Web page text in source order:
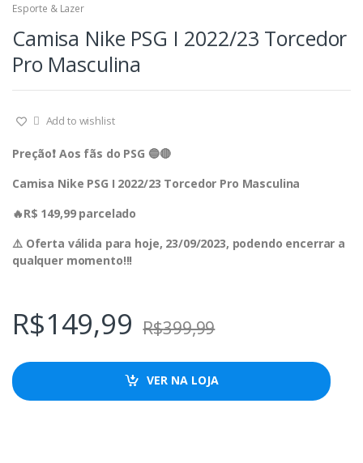
Esporte & Lazer
Camisa Nike PSG I 2022/23 Torcedor
Pro Masculina
Add to wishlist
Preção❗️ Aos fãs do PSG 🔵🔴
Camisa Nike PSG I 2022/23 Torcedor Pro Masculina
🔥R$ 149,99 parcelado
⚠️ Oferta válida para hoje, 23/09/2023, podendo encerrar a
qualquer momento!!!
R$149,99 R$399,99
VER NA LOJA